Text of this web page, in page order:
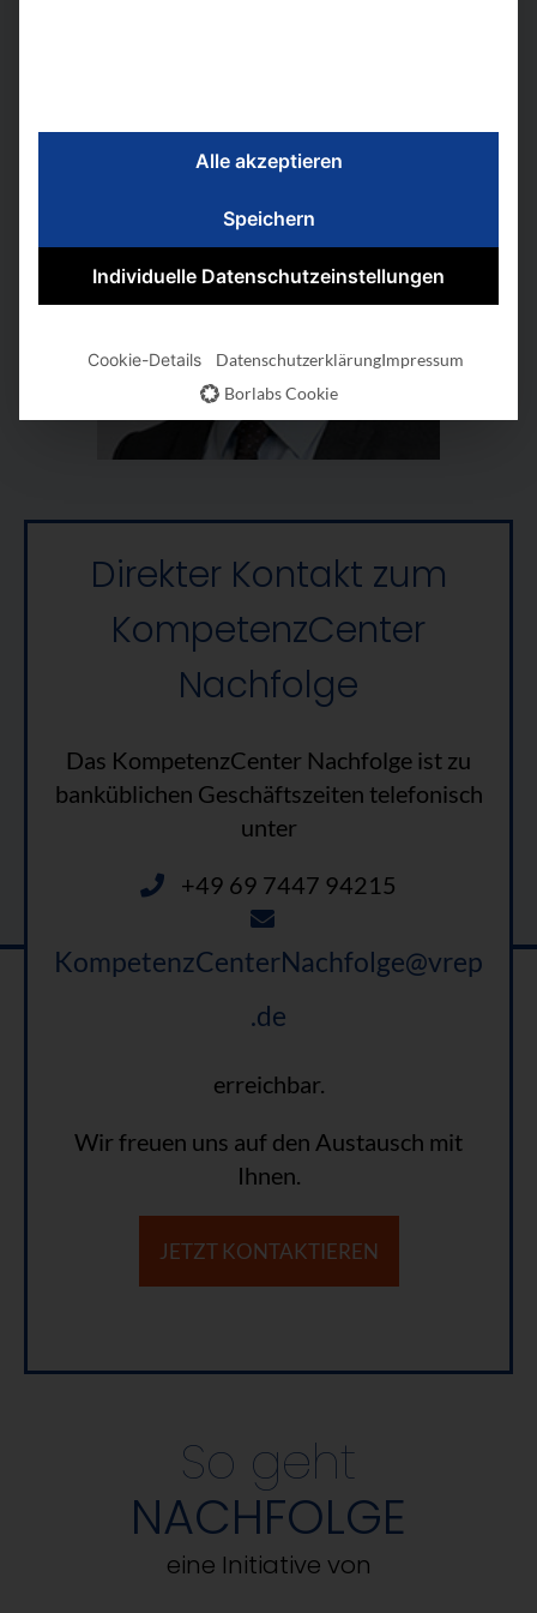
Direkter Kontakt zum
KompetenzCenter
Nachfolge
Das KompetenzCenter Nachfolge ist zu
banküblichen Geschäftszeiten telefonisch
unter
+49 69 7447 94215
KompetenzCenterNachfolge@vrep
.de
erreichbar.
Wir freuen uns auf den Austausch mit
Ihnen.
JETZT KONTAKTIEREN
So geht
NACHFOLGE
eine Initiative von
Alle akzeptieren
Speichern
Individuelle Datenschutzeinstellungen
Cookie-Details DatenschutzerklärungImpressum
Borlabs Cookie